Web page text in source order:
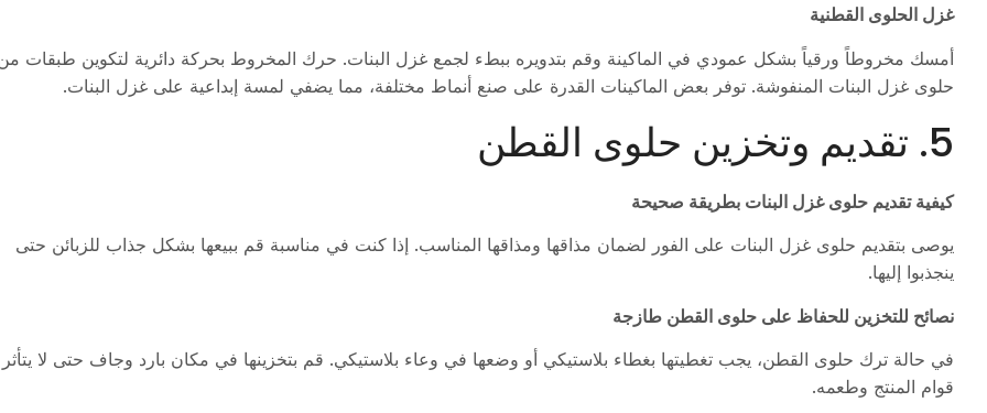
غزل الحلوى القطنية
أمسك مخروطاً ورقياً بشكل عمودي في الماكينة وقم بتدويره ببطء لجمع غزل البنات. حرك المخروط بحركة دائرية لتكوين طبقات
حلوى غزل البنات المنفوشة. توفر بعض الماكينات القدرة على صنع أنماط مختلفة، مما يضفي لمسة إبداعية على غزل البنات.
5. تقديم وتخزين حلوى القطن
كيفية تقديم حلوى غزل البنات بطريقة صحيحة
يوصى بتقديم حلوى غزل البنات على الفور لضمان مذاقها ومذاقها المناسب. إذا كنت في مناسبة قم ببيعها بشكل جذاب للزبائن حتى
ينجذبوا إليها.
نصائح للتخزين للحفاظ على حلوى القطن طازجة
في حالة ترك حلوى القطن، يجب تغطيتها بغطاء بلاستيكي أو وضعها في وعاء بلاستيكي. قم بتخزينها في مكان بارد وجاف حتى لا يتأثر
قوام المنتج وطعمه.